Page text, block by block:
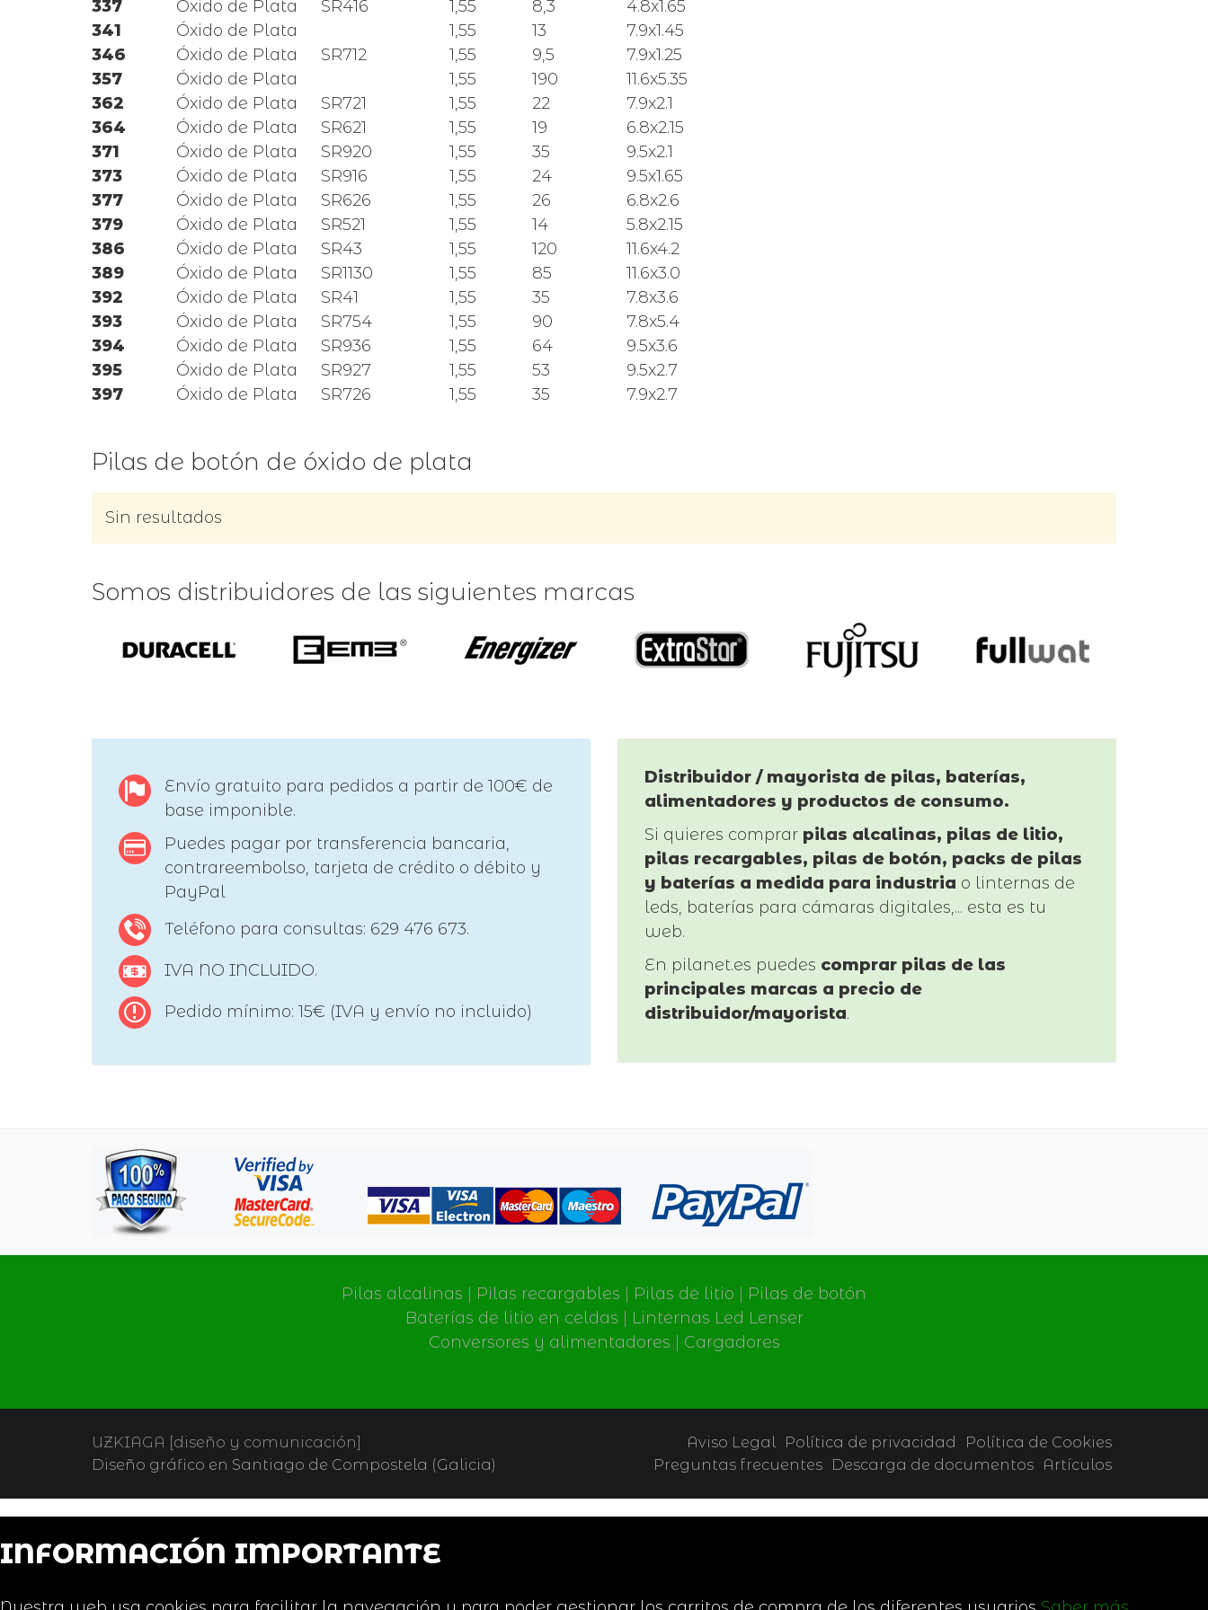
337 Óxido de Plata SR416 1,55 8,3
4.8x1.65
341
Óxido de Plata 1,55 13
7.9x1.45
346
Óxido de Plata SR712 1,55 9,5
7.9x1.25
357
Óxido de Plata 1,55 190
11.6x5.35
362
Óxido de Plata SR721 1,55 22
7.9x2.1
364
Óxido de Plata SR621 1,55 19
6.8x2.15
371
Óxido de Plata SR920 1,55 35
9.5x2.1
373
Óxido de Plata SR916 1,55 24
9.5x1.65
377
Óxido de Plata SR626 1,55 26
6.8x2.6
379
Óxido de Plata SR521 1,55 14
5.8x2.15
386
Óxido de Plata SR43 1,55 120
11.6x4.2
389
Óxido de Plata SR1130 1,55 85
11.6x3.0
392
Óxido de Plata SR41 1,55 35
7.8x3.6
393
Óxido de Plata SR754 1,55 90
7.8x5.4
394
Óxido de Plata SR936 1,55 64
9.5x3.6
395
Óxido de Plata SR927 1,55 53
9.5x2.7
397
Óxido de Plata SR726 1,55 35 7.9x2.7
Pilas de botón de óxido de plata
Sin resultados
Somos distribuidores de las siguientes marcas
Envío gratuito para pedidos a partir de 100€ de
base imponible.
Puedes pagar por transferencia bancaria,
contrareembolso, tarjeta de crédito o débito y
PayPal
Teléfono para consultas: 629 476 673.
IVA NO INCLUIDO.
Pedido mínimo: 15€ (IVA y envío no incluido)
Distribuidor / mayorista de pilas, baterías,
alimentadores y productos de consumo.
Si quieres comprar pilas alcalinas, pilas de litio,
pilas recargables, pilas de botón, packs de pilas
y baterías a medida para industria o linternas de
leds, baterías para cámaras digitales,... esta es tu
web.
En pilanet.es puedes comprar pilas de las
principales marcas a precio de
distribuidor/mayorista.
Pilas alcalinas Pilas recargables Pilas de litio
Pilas de botón
Baterías de litio en celdas
Linternas Led Lenser
Conversores y alimentadores
Cargadores
UZKIAGA [diseño y comunicación]
Diseño gráfico en Santiago de Compostela (Galicia)
Aviso Legal Política de privacidad
Política de Cookies
Preguntas frecuentes Descarga de documentos Artículos
INFORMACIÓN IMPORTANTE